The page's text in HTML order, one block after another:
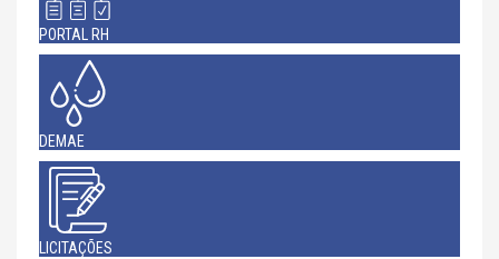
PORTAL RH
DEMAE
LICITAÇÕES